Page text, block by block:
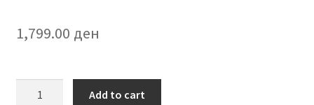
1,799.00 ден
Add to cart